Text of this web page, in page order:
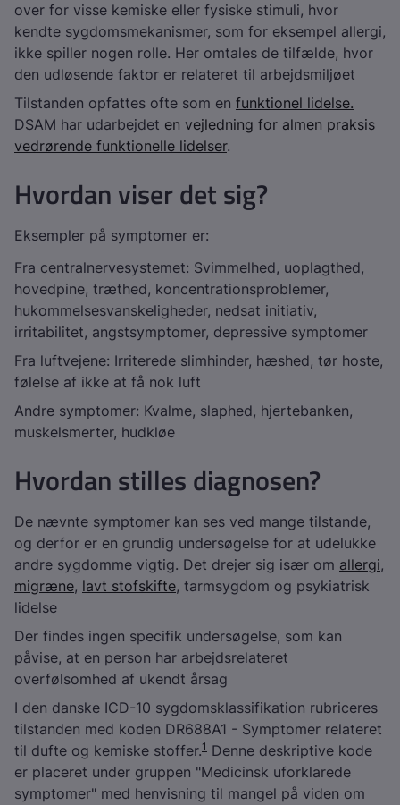
over for visse kemiske eller fysiske stimuli, hvor
kendte sygdomsmekanismer, som for eksempel allergi,
ikke spiller nogen rolle. Her omtales de tilfælde, hvor
den udløsende faktor er relateret til arbejdsmiljøet
Tilstanden opfattes ofte som en funktionel lidelse.
DSAM har udarbejdet en vejledning for almen praksis
vedrørende funktionelle lidelser.
Hvordan viser det sig?
Eksempler på symptomer er:
Fra centralnervesystemet: Svimmelhed, uoplagthed,
hovedpine, træthed, koncentrationsproblemer,
hukommelsesvanskeligheder, nedsat initiativ,
irritabilitet, angstsymptomer, depressive symptomer
Fra luftvejene: Irriterede slimhinder, hæshed, tør hoste,
følelse af ikke at få nok luft
Andre symptomer: Kvalme, slaphed, hjertebanken,
muskelsmerter, hudkløe
Hvordan stilles diagnosen?
De nævnte symptomer kan ses ved mange tilstande,
og derfor er en grundig undersøgelse for at udelukke
andre sygdomme vigtig. Det drejer sig især om allergi,
migræne, lavt stofskifte, tarmsygdom og psykiatrisk
lidelse
Der findes ingen specifik undersøgelse, som kan
påvise, at en person har arbejdsrelateret
overfølsomhed af ukendt årsag
I den danske ICD-10 sygdomsklassifikation rubriceres
tilstanden med koden DR688A1 - Symptomer relateret
til dufte og kemiske stoffer.1 Denne deskriptive kode
er placeret under gruppen "Medicinsk uforklarede
symptomer" med henvisning til mangel på viden om